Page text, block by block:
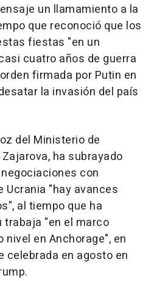
un llamamiento a la
que reconoció que los
fiestas "en un
cuatro años de guerra
firmada por Putin en
la invasión del país
del Ministerio de
ha subrayado
con
Ucrania "hay avances
al tiempo que ha
"en el marco
en Anchorage", en
celebrada en agosto en